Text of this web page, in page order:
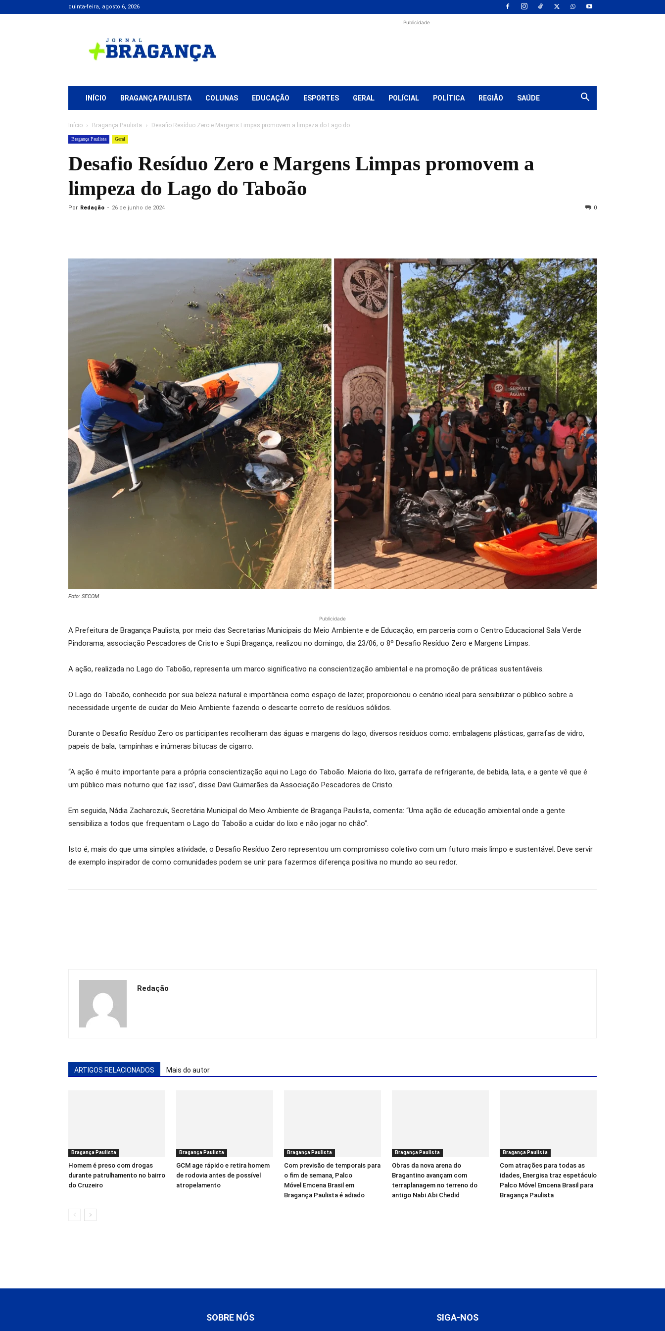
quinta-feira, agosto 6, 2026
+
Bragança
Publicidade
INÍCIO BRAGANÇA PAULISTA COLUNAS EDUCAÇÃO ESPORTES GERAL POLÍCIAL POLÍTICA REGIÃO SAÚDE
Início Bragança Paulista Desafio Resíduo Zero e Margens Limpas promovem a limpeza do Lago do...
Bragança Paulista Geral
Desafio Resíduo Zero e Margens Limpas promovem a
limpeza do Lago do Taboão
Por Redação - 26 de junho de 2024 0
Foto: SECOM
Publicidade
A Prefeitura de Bragança Paulista, por meio das Secretarias Municipais do Meio Ambiente e de Educação, em parceria com o Centro Educacional Sala Verde
Pindorama, associação Pescadores de Cristo e Supi Bragança, realizou no domingo, dia 23/06, o 8º Desafio Resíduo Zero e Margens Limpas.
A ação, realizada no Lago do Taboão, representa um marco significativo na conscientização ambiental e na promoção de práticas sustentáveis.
O Lago do Taboão, conhecido por sua beleza natural e importância como espaço de lazer, proporcionou o cenário ideal para sensibilizar o público sobre a
necessidade urgente de cuidar do Meio Ambiente fazendo o descarte correto de resíduos sólidos.
Durante o Desafio Resíduo Zero os participantes recolheram das águas e margens do lago, diversos resíduos como: embalagens plásticas, garrafas de vidro,
papeis de bala, tampinhas e inúmeras bitucas de cigarro.
“A ação é muito importante para a própria conscientização aqui no Lago do Taboão. Maioria do lixo, garrafa de refrigerante, de bebida, lata, e a gente vê que é
um público mais noturno que faz isso”, disse Davi Guimarães da Associação Pescadores de Cristo.
Em seguida, Nádia Zacharczuk, Secretária Municipal do Meio Ambiente de Bragança Paulista, comenta: “Uma ação de educação ambiental onde a gente
sensibiliza a todos que frequentam o Lago do Taboão a cuidar do lixo e não jogar no chão”.
Isto é, mais do que uma simples atividade, o Desafio Resíduo Zero representou um compromisso coletivo com um futuro mais limpo e sustentável. Deve servir
de exemplo inspirador de como comunidades podem se unir para fazermos diferença positiva no mundo ao seu redor.
Redação
ARTIGOS RELACIONADOS Mais do autor
Bragança Paulista
Homem é preso com drogas
durante patrulhamento no bairro
do Cruzeiro
Bragança Paulista
GCM age rápido e retira homem
de rodovia antes de possível
atropelamento
Bragança Paulista
Com previsão de temporais para
o fim de semana, Palco
Móvel Emcena Brasil em
Bragança Paulista é adiado
Bragança Paulista
Obras da nova arena do
Bragantino avançam com
terraplanagem no terreno do
antigo Nabi Abi Chedid
Bragança Paulista
Com atrações para todas as
idades, Energisa traz espetáculo
Palco Móvel Emcena Brasil para
Bragança Paulista
SOBRE NÓS SIGA-NOS